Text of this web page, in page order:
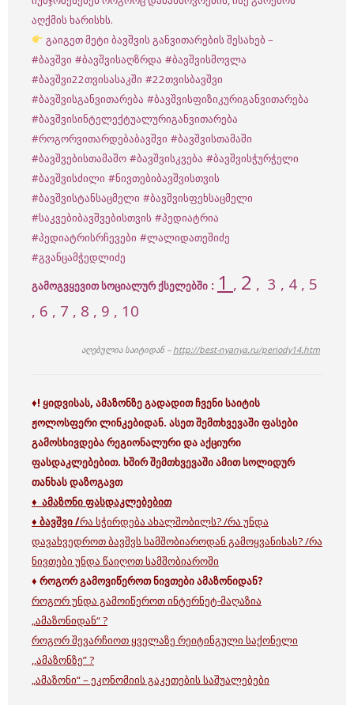
აღქმის ხარისხს.
გაიგეთ მეტი ბავშვის განვითარების შესახებ –
#ბავშვი #ბავშვისაღზრდა #ბავშვისმოვლა
#ბავშვი22თვისასაკში #22თვისბავშვი
#ბავშვისგანვითარება #ბავშვისფიზიკურიგანვითარება
#ბავშვისინტელექტუალურიგანვითარება
#როგორვითარდებაბავშვი #ბავშვისთამაში
#ბავშვებისთამაშო #ბავშვისკვება #ბავშვისჭურჭელი
#ბავშვისძილი #ნივთებიბავშვისთვის
#ბავშვისტანსაცმელი #ბავშვისფეხსაცმელი
#საკვებიბავშვებისთვის #პედიატრია
#პედიატრისრჩევები #ლალიდათეშიძე
#გვანცამჭედლიძე
გამოგვყევით სოციალურ ქსელებში : 1 , 2 , 3 , 4 , 5
, 6 , 7 , 8 , 9 , 10
აღებულია საიტიდან – http://best-nyanya.ru/periody14.htm
♦! ყიდვისას, ამაზონზე გადადით ჩვენი საიტის
ჟოლოსფერი ლინკებიდან. ასეთ შემთხვევაში ფასები
გამოსხივდება რეგიონალური დააქციური
ფასდაკლებებით. ხშირ შემთხვევაში ამით სოლიდურ
თანხას დაზოგავთ
♦ ამაზონი ფასდაკლებებით
♦ ბავშვი /რა სჭირდება ახალშობილს? /რა უნდა
დავახვედროთ ბავშვს სამშობიაროდან გამოყვანისას? /რა
ნივთები უნდა წაიღოთ სამშობიაროში
♦ როგორ გამოვიწეროთ ნივთები ამაზონიდან?
როგორ უნდა გამოიწეროთ ინტერნეტ-მაღაზია
„ამაზონიდან“ ?
როგორ შევარჩიოთ ყველაზე რეიტინგული საქონელი
,,ამაზონზე” ?
„ამაზონი“ – ეკონომიის გაკეთების საშუალებები